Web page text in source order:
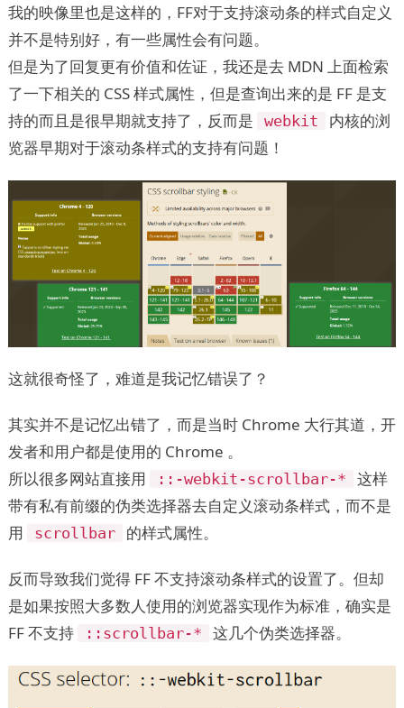
我的映像里也是这样的，FF对于支持滚动条的样式自定义
并不是特别好，有一些属性会有问题。
但是为了回复更有价值和佐证，我还是去 MDN 上面检索
了一下相关的 CSS 样式属性，但是查询出来的是 FF 是支
持的而且是很早期就支持了，反而是
webkit
内核的浏
览器早期对于滚动条样式的支持有问题！
这就很奇怪了，难道是我记忆错误了？
其实并不是记忆出错了，而是当时 Chrome 大行其道，开
发者和用户都是使用的 Chrome 。
所以很多网站直接用
::-webkit-scrollbar-*
这样
带有私有前缀的伪类选择器去自定义滚动条样式，而不是
用
scrollbar 的样式属性。
反而导致我们觉得 FF 不支持滚动条样式的设置了。但却
是如果按照大多数人使用的浏览器实现作为标准，确实是
FF 不支持
::scrollbar-* 这几个伪类选择器。